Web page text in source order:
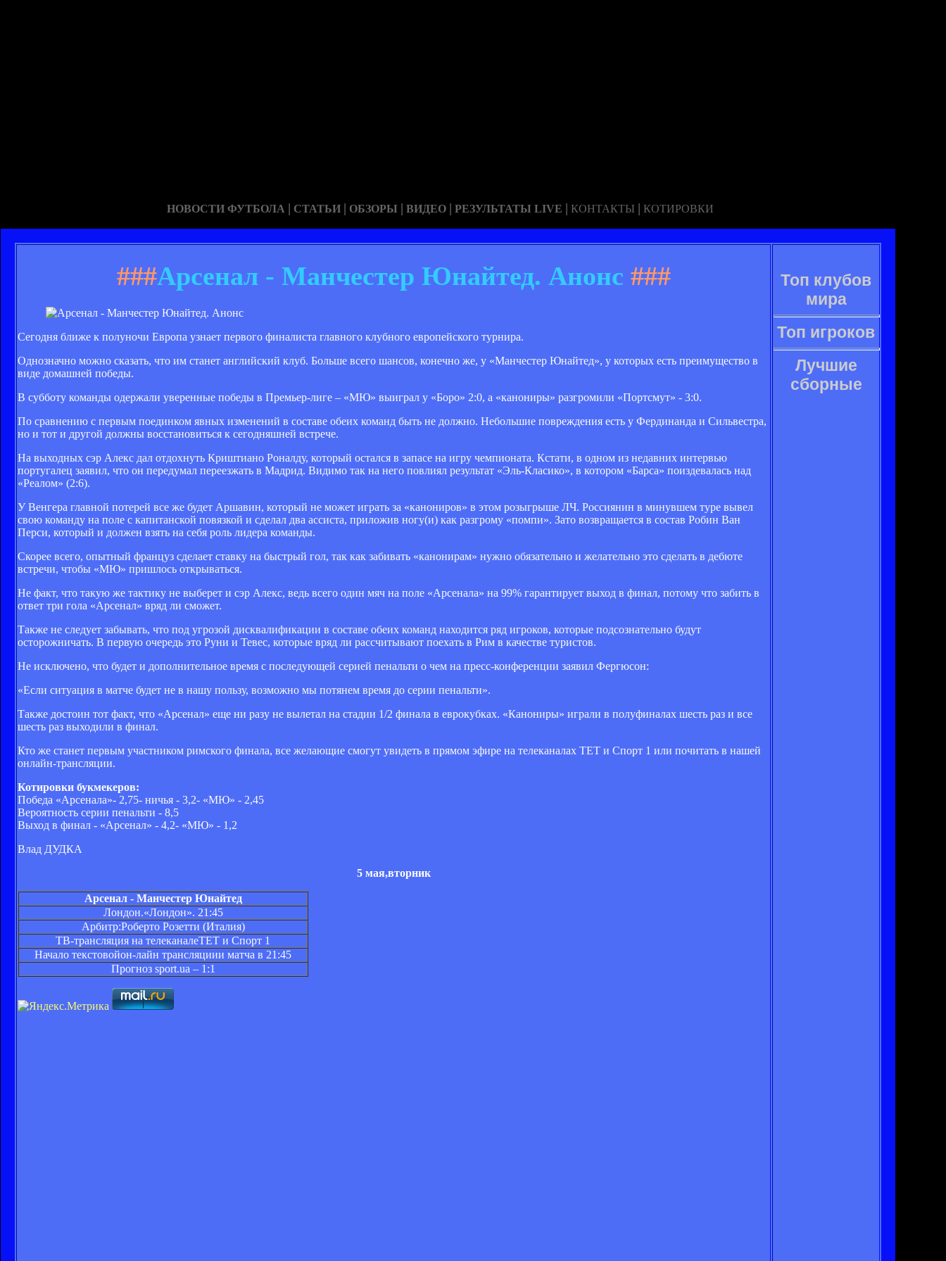
НОВОСТИ ФУТБОЛА | СТАТЬИ | ОБЗОРЫ | ВИДЕО | РЕЗУЛЬТАТЫ LIVE | КОНТАКТЫ | КОТИРОВКИ
###Арсенал - Манчестер Юнайтед. Анонс ###
Сегодня ближе к полуночи Европа узнает первого финалиста главного клубного европейского турнира.
Однозначно можно сказать, что им станет английский клуб. Больше всего шансов, конечно же, у «Манчестер Юнайтед», у которых есть преимущество в
виде домашней победы.
В субботу команды одержали уверенные победы в Премьер-лиге – «МЮ» выиграл у «Боро» 2:0, а «канониры» разгромили «Портсмут» - 3:0.
По сравнению с первым поединком явных изменений в составе обеих команд быть не должно. Небольшие повреждения есть у Фердинанда и Сильвестра,
но и тот и другой должны восстановиться к сегодняшней встрече.
На выходных сэр Алекс дал отдохнуть Криштиано Роналду, который остался в запасе на игру чемпионата. Кстати, в одном из недавних интервью
португалец заявил, что он передумал переезжать в Мадрид. Видимо так на него повлиял результат «Эль-Класико», в котором «Барса» поиздевалась над
«Реалом» (2:6).
У Венгера главной потерей все же будет Аршавин, который не может играть за «канониров» в этом розыгрыше ЛЧ. Россиянин в минувшем туре вывел
свою команду на поле с капитанской повязкой и сделал два ассиста, приложив ногу(и) как разгрому «помпи». Зато возвращается в состав Робин Ван
Перси, который и должен взять на себя роль лидера команды.
Скорее всего, опытный француз сделает ставку на быстрый гол, так как забивать «канонирам» нужно обязательно и желательно это сделать в дебюте
встречи, чтобы «МЮ» пришлось открываться.
Не факт, что такую же тактику не выберет и сэр Алекс, ведь всего один мяч на поле «Арсенала» на 99% гарантирует выход в финал, потому что забить в
ответ три гола «Арсенал» вряд ли сможет.
Также не следует забывать, что под угрозой дисквалификации в составе обеих команд находится ряд игроков, которые подсознательно будут
осторожничать. В первую очередь это Руни и Тевес, которые вряд ли рассчитывают поехать в Рим в качестве туристов.
Не исключено, что будет и дополнительное время с последующей серией пенальти о чем на пресс-конференции заявил Фергюсон:
«Если ситуация в матче будет не в нашу пользу, возможно мы потянем время до серии пенальти».
Также достоин тот факт, что «Арсенал» еще ни разу не вылетал на стадии 1/2 финала в еврокубках. «Канониры» играли в полуфиналах шесть раз и все
шесть раз выходили в финал.
Кто же станет первым участником римского финала, все желающие смогут увидеть в прямом эфире на телеканалах ТЕТ и Спорт 1 или почитать в нашей
онлайн-трансляции.
Котировки букмекеров:
Победа «Арсенала»- 2,75- ничья - 3,2- «МЮ» - 2,45
Вероятность серии пенальти - 8,5
Выход в финал - «Арсенал» - 4,2- «МЮ» - 1,2
Влад ДУДКА
5 мая,вторник
Арсенал - Манчестер Юнайтед
Лондон.«Лондон». 21:45
Арбитр:Роберто Розетти (Италия)
ТВ-трансляция на телеканалеТЕТ и Спорт 1
Начало текстовойон-лайн трансляциии матча в 21:45
Прогноз sport.ua – 1:1
Топ клубов
мира
Топ игроков
Лучшие
сборные